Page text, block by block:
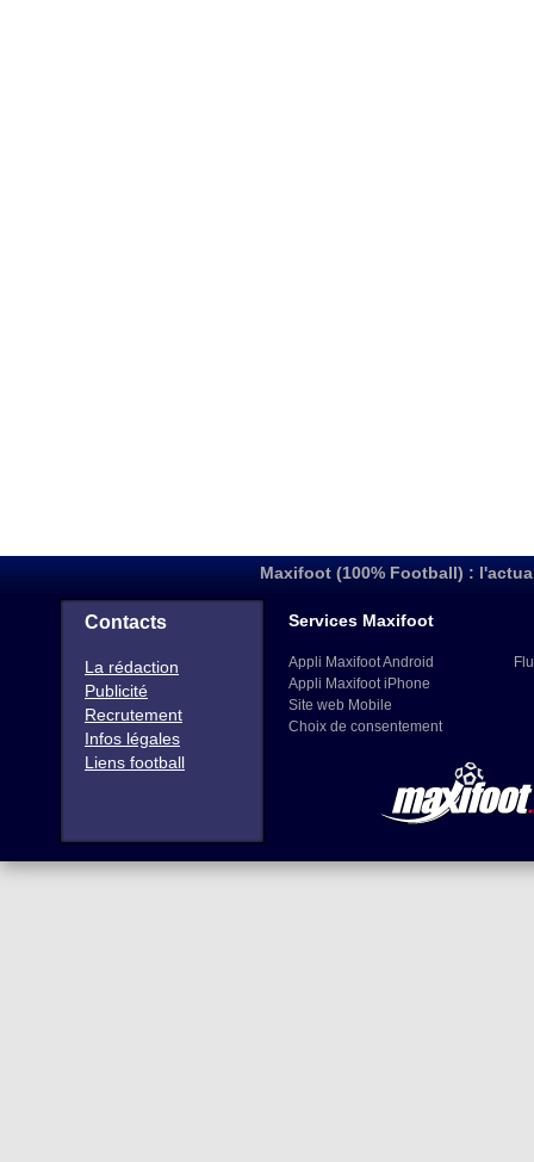
Maxifoot (100% Football) :
Contacts
La rédaction
Publicité
Recrutement
Infos légales
Liens football
Services Maxifoot
Appli Maxifoot Android
Appli Maxifoot iPhone
Site web Mobile
Choix de consentement